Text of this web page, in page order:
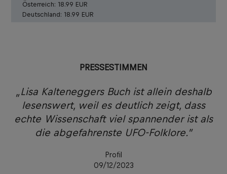
Österreich: 18.99 EUR
Deutschland: 18.99 EUR
PRESSESTIMMEN
„Lisa Kalteneggers Buch ist allein deshalb
lesenswert, weil es deutlich zeigt, dass
echte Wissenschaft viel spannender ist als
die abgefahrenste UFO-Folklore.”
Profil
09/12/2023